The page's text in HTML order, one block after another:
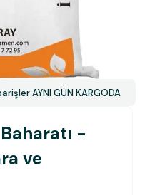
AYNI GÜN KARGODA
-
ve